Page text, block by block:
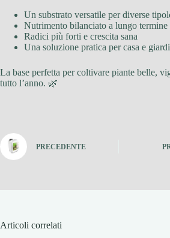
Un substrato versatile per diverse
Nutrimento bilanciato a lungo termine
Radici più forti e crescita sana
Una soluzione pratica per casa e
La base perfetta per coltivare piante belle,
tutto l’anno. 🌿
PRECEDENTE
Articoli correlati